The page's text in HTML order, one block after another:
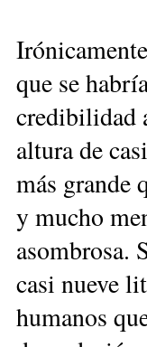
que se
credibilidad
altura de
más grande
y mucho
asombrosa.
casi nueve
humanos